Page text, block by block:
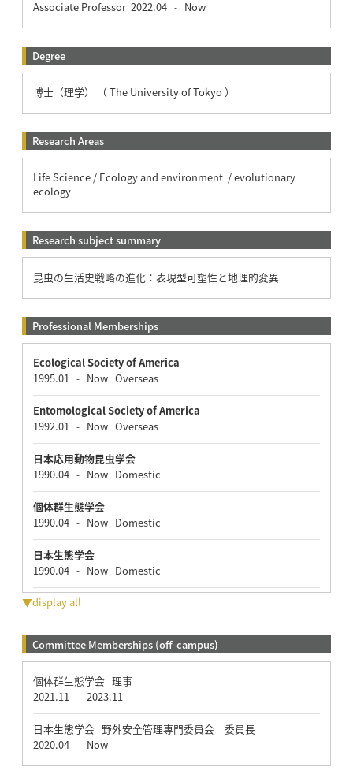
Associate Professor 2022.04 - Now
Degree
博士（理学） （ The University of Tokyo ）
Research Areas
Life Science / Ecology and environment / evolutionary
ecology
Research subject summary
昆虫の生活史戦略の進化：表現型可塑性と地理的変異
Professional Memberships
Ecological Society of America
1995.01
- NowOverseas
Entomological Society of America
1992.01
- NowOverseas
日本応用動物昆虫学会
1990.04 - NowDomestic
個体群生態学会
1990.04 - NowDomestic
日本生態学会
1990.04 - NowDomestic
▼display all
Committee Memberships (off-campus)
個体群生態学会 理事
2021.11
- 2023.11
日本生態学会 野外安全管理専門委員会 委員長
2020.04 - Now